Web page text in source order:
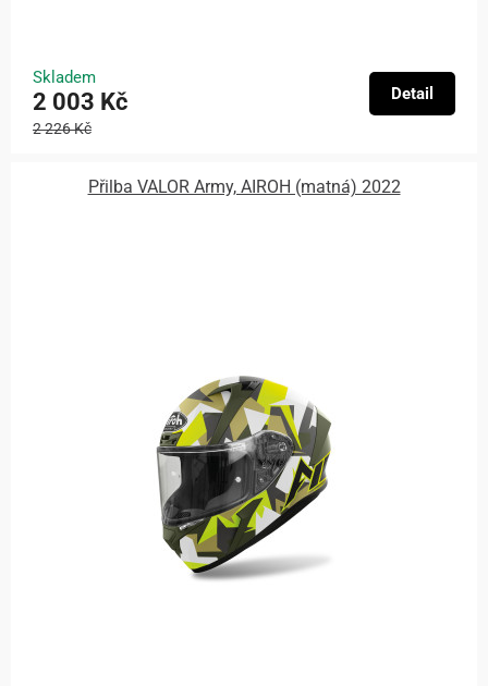
Skladem
2 003 Kč
2 226 Kč
Detail
Přilba VALOR Army, AIROH (matná) 2022